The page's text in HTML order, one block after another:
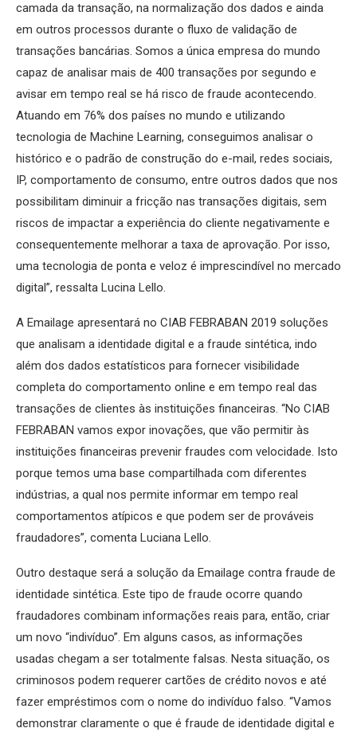
camada da transação, na normalização dos dados e ainda
em outros processos durante o fluxo de validação de
transações bancárias. Somos a única empresa do mundo
capaz de analisar mais de 400 transações por segundo e
avisar em tempo real se há risco de fraude acontecendo.
Atuando em 76% dos países no mundo e utilizando
tecnologia de Machine Learning, conseguimos analisar o
histórico e o padrão de construção do e-mail, redes sociais,
IP, comportamento de consumo, entre outros dados que nos
possibilitam diminuir a fricção nas transações digitais, sem
riscos de impactar a experiência do cliente negativamente e
consequentemente melhorar a taxa de aprovação. Por isso,
uma tecnologia de ponta e veloz é imprescindível no mercado
digital”, ressalta Lucina Lello.
A Emailage apresentará no CIAB FEBRABAN 2019 soluções
que analisam a identidade digital e a fraude sintética, indo
além dos dados estatísticos para fornecer visibilidade
completa do comportamento online e em tempo real das
transações de clientes às instituições financeiras. “No CIAB
FEBRABAN vamos expor inovações, que vão permitir às
instituições financeiras prevenir fraudes com velocidade. Isto
porque temos uma base compartilhada com diferentes
indústrias, a qual nos permite informar em tempo real
comportamentos atípicos e que podem ser de prováveis
fraudadores”, comenta Luciana Lello.
Outro destaque será a solução da Emailage contra fraude de
identidade sintética. Este tipo de fraude ocorre quando
fraudadores combinam informações reais para, então, criar
um novo “indivíduo”. Em alguns casos, as informações
usadas chegam a ser totalmente falsas. Nesta situação, os
criminosos podem requerer cartões de crédito novos e até
fazer empréstimos com o nome do indivíduo falso. “Vamos
demonstrar claramente o que é fraude de identidade digital e